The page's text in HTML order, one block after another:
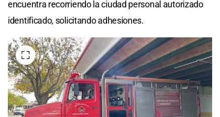
encuentra recorriendo la ciudad personal autorizado
identificado, solicitando adhesiones.